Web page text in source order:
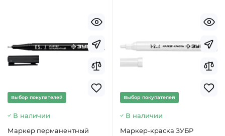
Выбор покупателей
В наличии
Маркер перманентный
Выбор покупателей
В наличии
Маркер-краска ЗУБР